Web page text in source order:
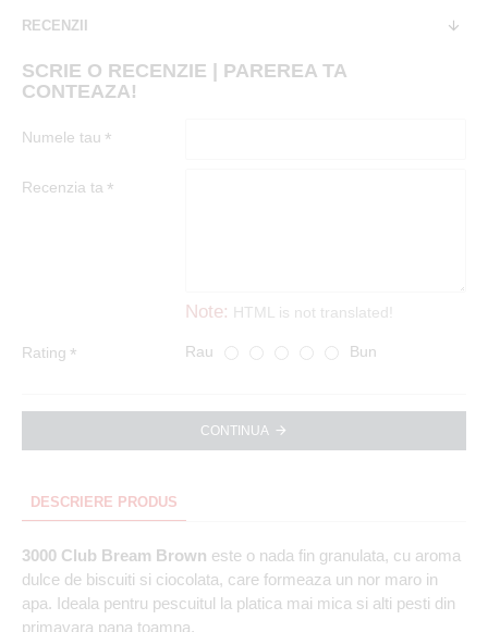
RECENZII
SCRIE O RECENZIE | PAREREA TA
CONTEAZA!
Numele tau
Recenzia ta
Note: HTML is not translated!
Rating Rau Bun
CONTINUA
DESCRIERE PRODUS
3000 Club Bream Brown este o nada fin granulata, cu aroma
dulce de biscuiti si ciocolata, care formeaza un nor maro in
apa. Ideala pentru pescuitul la platica mai mica si alti pesti din
primavara pana toamna.